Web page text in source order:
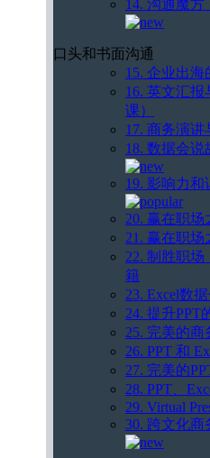
14. 沟通魔
口头和书面沟通
15. 企业出
16. 英文汇
课）
17. 商务演
18. 数据会
19. 影响力
20. 赢在职
21. 赢在职
22. 制胜职
籍
23. Excel数
24. 提升PPT
25. 完美的
26. PPT 和
27. 完美的
28. PPT、
29. Virtual
30. 跨文化